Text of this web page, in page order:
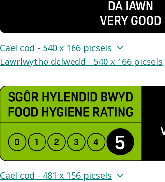
Cael cod - 540 x 166 picsels
Lawrlwytho delwedd - 540 x 166 picsels
Cael cod - 481 x 156 picsels